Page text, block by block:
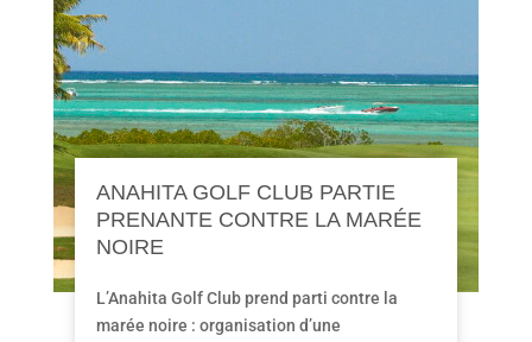
ANAHITA GOLF CLUB PARTIE
PRENANTE CONTRE LA MARÉE
NOIRE
L’Anahita Golf Club prend parti contre la
marée noire : organisation d’une